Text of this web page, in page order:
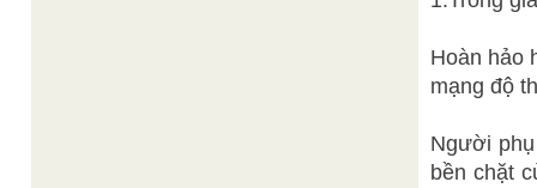
Hoàn hảo
mạng độ
Người
bền chặt